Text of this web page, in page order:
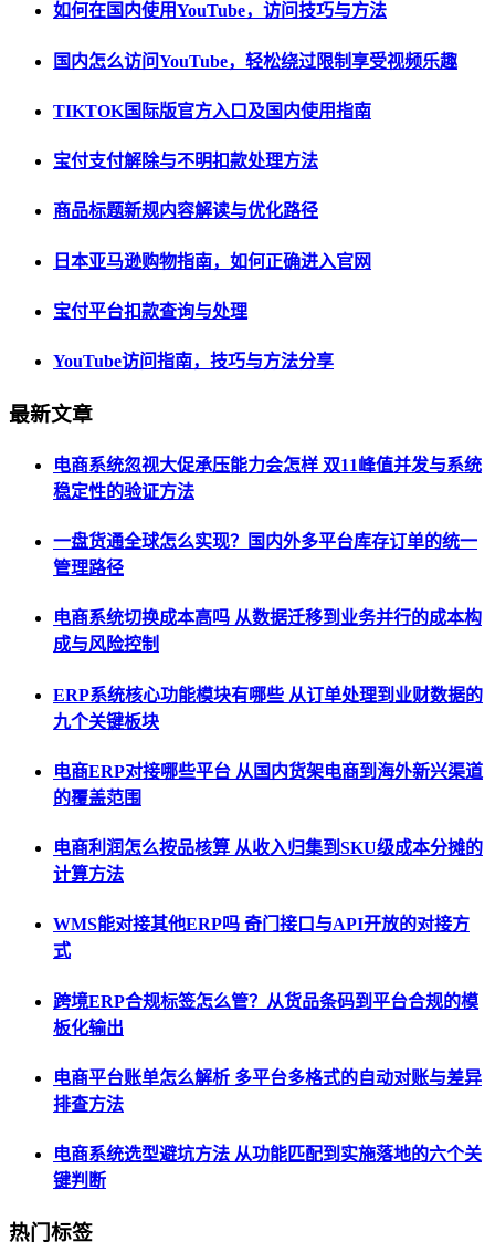
如何在国内使用YouTube，访问技巧与方法
国内怎么访问YouTube，轻松绕过限制享受视频乐趣
TIKTOK国际版官方入口及国内使用指南
宝付支付解除与不明扣款处理方法
商品标题新规内容解读与优化路径
日本亚马逊购物指南，如何正确进入官网
宝付平台扣款查询与处理
YouTube访问指南，技巧与方法分享
最新文章
电商系统忽视大促承压能力会怎样 双11峰值并发与系统
稳定性的验证方法
一盘货通全球怎么实现？国内外多平台库存订单的统一
管理路径
电商系统切换成本高吗 从数据迁移到业务并行的成本构
成与风险控制
ERP系统核心功能模块有哪些 从订单处理到业财数据的
九个关键板块
电商ERP对接哪些平台 从国内货架电商到海外新兴渠道
的覆盖范围
电商利润怎么按品核算 从收入归集到SKU级成本分摊的
计算方法
WMS能对接其他ERP吗 奇门接口与API开放的对接方
式
跨境ERP合规标签怎么管？从货品条码到平台合规的模
板化输出
电商平台账单怎么解析 多平台多格式的自动对账与差异
排查方法
电商系统选型避坑方法 从功能匹配到实施落地的六个关
键判断
热门标签